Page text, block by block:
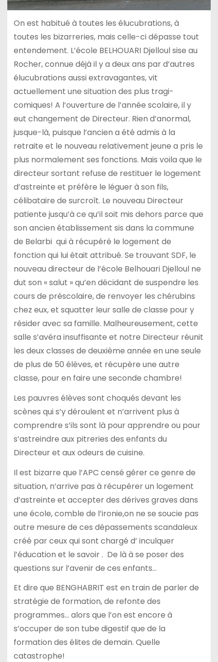
On est habitué à toutes les élucubrations, à
toutes les bizarreries, mais celle-ci dépasse tout
entendement. L’école BELHOUARI Djelloul sise au
Rocher, connue déjà il y a deux ans par d’autres
élucubrations aussi extravagantes, vit
actuellement une situation des plus tragi-
comiques! A l’ouverture de l’année scolaire, il y
eut changement de Directeur. Rien d’anormal,
jusque-là, puisque l’ancien a été admis à la
retraite et le nouveau relativement jeune a pris le
plus normalement ses fonctions. Mais voila que le
directeur sortant refuse de restituer le logement
d’astreinte et préfère le léguer à son fils,
célibataire de surcroît. Le nouveau Directeur
patiente jusqu’à ce qu’il soit mis dehors parce que
son ancien établissement sis dans la commune
de Belarbi qui à récupéré le logement de
fonction qui lui était attribué. Se trouvant SDF, le
nouveau directeur de l’école Belhouari Djelloul ne
dut son « salut » qu’en décidant de suspendre les
cours de préscolaire, de renvoyer les chérubins
chez eux, et squatter leur salle de classe pour y
résider avec sa famille. Malheureusement, cette
salle s’avéra insuffisante et notre Directeur réunit
les deux classes de deuxième année en une seule
de plus de 50 élèves, et récupère une autre
classe, pour en faire une seconde chambre!
Les pauvres élèves sont choqués devant les
scènes qui s’y déroulent et n’arrivent plus à
comprendre s’ils sont là pour apprendre ou pour
s’astreindre aux pitreries des enfants du
Directeur et aux odeurs de cuisine.
Il est bizarre que l’APC censé gérer ce genre de
situation, n’arrive pas à récupérer un logement
d’astreinte et accepter des dérives graves dans
une école, comble de l’ironie,on ne se soucie pas
outre mesure de ces dépassements scandaleux
créé par ceux qui sont chargé d’ inculquer
l’éducation et le savoir . De là à se poser des
questions sur l’avenir de ces enfants…
Et dire que BENGHABRIT est en train de parler de
stratégie de formation, de refonte des
programmes… alors que l’on est encore à
s’occuper de son tube digestif que de la
formation des élites de demain. Quelle
catastrophe!